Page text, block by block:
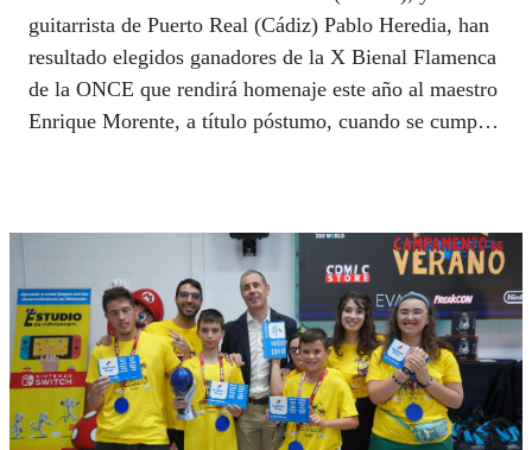
guitarrista de Puerto Real (Cádiz) Pablo Heredia, han
resultado elegidos ganadores de la X Bienal Flamenca
de la ONCE que rendirá homenaje este año al maestro
Enrique Morente, a título póstumo, cuando se cumplen